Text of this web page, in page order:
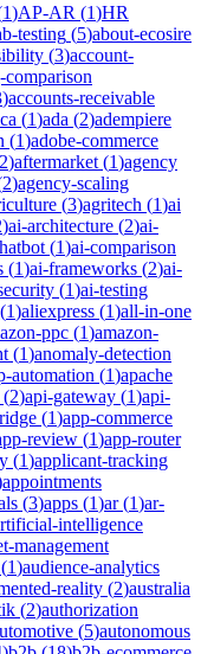
1)AP-AR (1)HR
testing (5)about-ecosire
(3)account-
)accounts-receivable
(1)ada (2)adempiere
(1)adobe-commerce
2)aftermarket (1)agency
2)agency-scaling
(3)agritech (1)ai
)ai-architecture (2)ai-
(1)ai-comparison
(1)ai-frameworks (2)ai-
(1)ai-testing
(1)aliexpress (1)all-in-one
ppc (1)amazon-
(1)anomaly-detection
automation (1)apache
(2)api-gateway (1)api-
(1)app-commerce
review (1)app-router
(1)applicant-tracking
appointments
(3)apps (1)ar(1)ar-
intelligence
management
(1)audience-analytics
reality (2)australia
(2)authorization
(5)autonomous